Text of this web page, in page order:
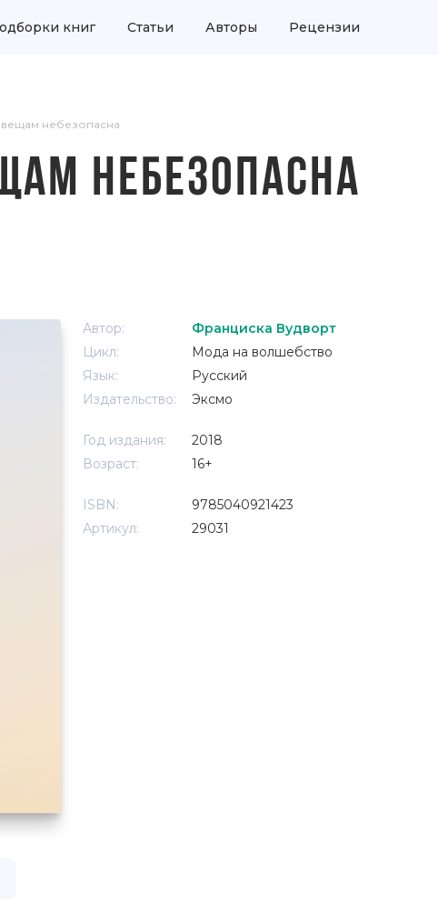
книг Статьи Авторы Рецензии
вещам небезопасна
НЕБЕЗОПАСНА
Автор:
Франциска Вудворт
Цикл:
Мода на волшебство
Язык:
Русский
Издательство:
Эксмо
Год издания:
2018
Возраст:
16+
ISBN:
9785040921423
Артикул:
29031